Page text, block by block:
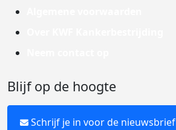
Blijf op de hoogte
Schrijf je in voor de nieuwsbrief